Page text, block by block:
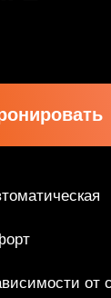
от сезона